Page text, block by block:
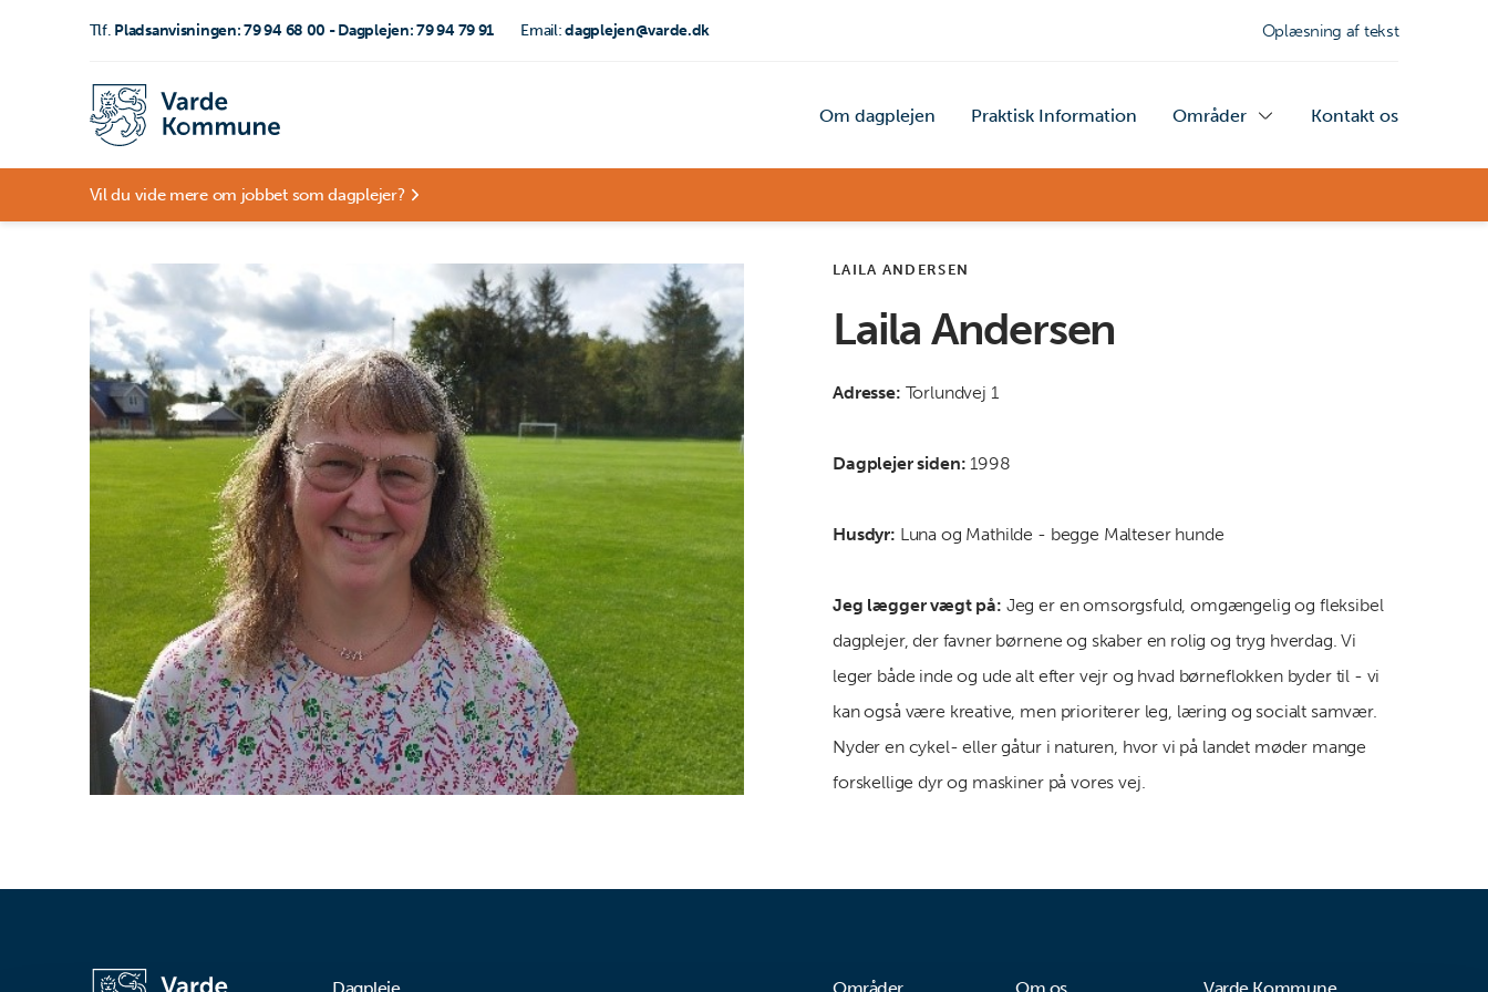
Tlf. Pladsanvisningen: 79 94 68 00 - Dagplejen: 79 94 79 91 Email:dagplejen@varde.dk Oplæsning af tekst
Om dagplejen Praktisk Information Områder Kontakt os
Vil du vide mere om jobbet som dagplejer?
LAILA ANDERSEN
Laila Andersen
Adresse: Torlundvej 1
Dagplejer siden:1998
Husdyr: Luna og Mathilde - begge Malteser hunde
Jeg lægger vægt på: Jeg er en omsorgsfuld, omgængelig og fleksibel
dagplejer, der favner børnene og skaber en rolig og tryg hverdag. Vi
leger både inde og ude alt efter vejr og hvad børneflokken byder til - vi
kan også være kreative, men prioriterer leg, læring og socialt samvær.
Nyder en cykel- eller gåtur i naturen, hvor vi på landet møder mange
forskellige dyr og maskiner på vores vej.